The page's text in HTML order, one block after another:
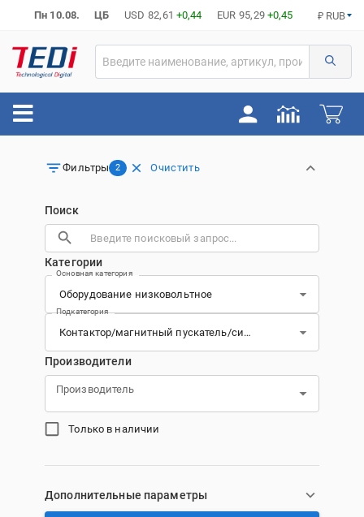
Пн 10.08. ЦБ USD 82,61 +0,44 EUR 95,29 +0,45 ₽ RUB
Фильтры 2 Очистить
Поиск
Категории
Основная категория
Подкатегория
Производители
Производитель
Только в наличии
Дополнительные параметры